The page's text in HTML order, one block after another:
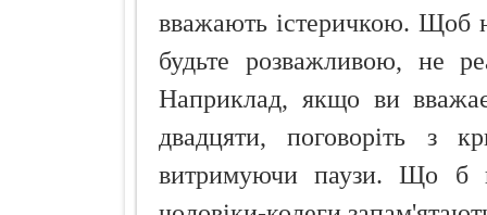
вважають істеричкою. Щоб
будьте розважливою, не
Наприклад, якщо ви
двадцяти, поговоріть з
витримуючи паузи. Що б